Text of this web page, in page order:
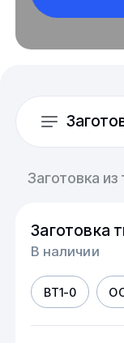
Заготовка
Заготовка
В наличии
ВТ1-0